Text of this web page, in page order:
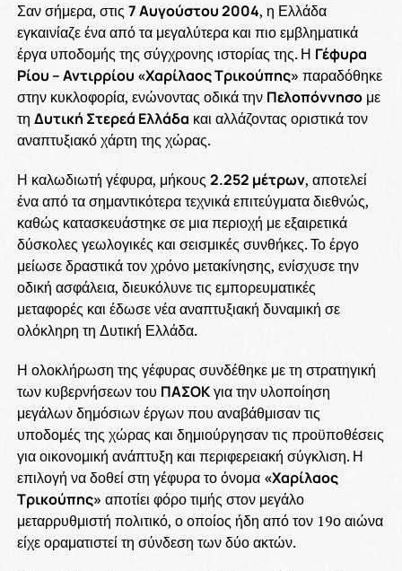
Σαν σήμερα, στις 7 Αυγούστου 2004, η Ελλάδα
εγκαινίαζε ένα από τα μεγαλύτερα και πιο εμβληματικά
έργα υποδομής της σύγχρονης ιστορίας της. Η Γέφυρα
Ρίου – Αντιρρίου «Χαρίλαος Τρικούπης» παραδόθηκε
στην κυκλοφορία, ενώνοντας οδικά την Πελοπόννησομε
τη Δυτική Στερεά Ελλάδα και αλλάζοντας οριστικά τον
αναπτυξιακό χάρτη της χώρας.
Η καλωδιωτή γέφυρα, μήκους 2.252 μέτρων, αποτελεί
ένα από τα σημαντικότερα τεχνικά επιτεύγματα διεθνώς,
καθώς κατασκευάστηκε σε μια περιοχή με εξαιρετικά
δύσκολες γεωλογικές και σεισμικές συνθήκες. Το έργο
μείωσε δραστικά τον χρόνο μετακίνησης, ενίσχυσε την
οδική ασφάλεια, διευκόλυνε τις εμπορευματικές
μεταφορές και έδωσε νέα αναπτυξιακή δυναμική σε
ολόκληρη τη Δυτική Ελλάδα.
Η ολοκλήρωση της γέφυρας συνδέθηκε με τη στρατηγική
των κυβερνήσεων του ΠΑΣΟΚγια την υλοποίηση
μεγάλων δημόσιων έργων που αναβάθμισαν τις
υποδομές της χώρας και δημιούργησαν τις προϋποθέσεις
για οικονομική ανάπτυξη και περιφερειακή σύγκλιση. Η
επιλογή να δοθεί στη γέφυρα το όνομα «Χαρίλαος
Τρικούπης» αποτίει φόρο τιμής στον μεγάλο
μεταρρυθμιστή πολιτικό, ο οποίος ήδη από τον 19ο αιώνα
είχε οραματιστεί τη σύνδεση των δύο ακτών.